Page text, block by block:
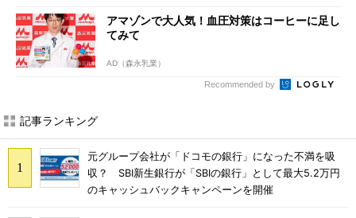
アマゾンで大人気！血圧対策はコーヒーに足し
てみて
AD（森永乳業）
Recommended by
記事ランキング
元グループ会社が「ドコモの銀行」になった不満を吸
収？ SBI新生銀行が「SBIの銀行」として最大5.2万円
のキャッシュバックキャンペーンを開催